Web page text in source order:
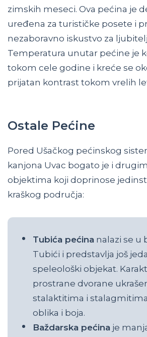
zimskih meseci. Ova pećina je
uređena za turističke posete i
nezaboravno iskustvo za
Temperatura unutar pećine je
tokom cele godine i kreće se
prijatan kontrast tokom vrelih
Ostale Pećine
Pored Ušačkog pećinskog
kanjona Uvac bogato je i
objektima koji doprinose
kraškog područja:
Tubića pećina nalazi se u
Tubići i predstavlja još
speleološki objekat.
prostrane dvorane
stalaktitima i
oblika i boja.
Baždarska pećina je